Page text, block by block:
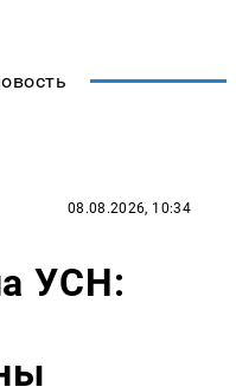
08.08.2026, 10:34
УСН: